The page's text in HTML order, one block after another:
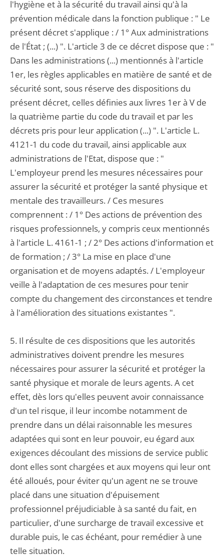
l'hygiène et à la sécurité du travail ainsi qu'à la
prévention médicale dans la fonction publique : " Le
présent décret s'applique : / 1° Aux administrations
de l'État ; (...) ". L'article 3 de ce décret dispose que : "
Dans les administrations (...) mentionnés à l'article
1er, les règles applicables en matière de santé et de
sécurité sont, sous réserve des dispositions du
présent décret, celles définies aux livres 1er à V de
la quatrième partie du code du travail et par les
décrets pris pour leur application (...) ". L'article L.
4121-1 du code du travail, ainsi applicable aux
administrations de l'Etat, dispose que : "
L'employeur prend les mesures nécessaires pour
assurer la sécurité et protéger la santé physique et
mentale des travailleurs. / Ces mesures
comprennent : / 1° Des actions de prévention des
risques professionnels, y compris ceux mentionnés
à l'article L. 4161-1 ; / 2° Des actions d'information et
de formation ; / 3° La mise en place d'une
organisation et de moyens adaptés. / L'employeur
veille à l'adaptation de ces mesures pour tenir
compte du changement des circonstances et tendre
à l'amélioration des situations existantes ".
5. Il résulte de ces dispositions que les autorités
administratives doivent prendre les mesures
nécessaires pour assurer la sécurité et protéger la
santé physique et morale de leurs agents. A cet
effet, dès lors qu'elles peuvent avoir connaissance
d'un tel risque, il leur incombe notamment de
prendre dans un délai raisonnable les mesures
adaptées qui sont en leur pouvoir, eu égard aux
exigences découlant des missions de service public
dont elles sont chargées et aux moyens qui leur ont
été alloués, pour éviter qu'un agent ne se trouve
placé dans une situation d'épuisement
professionnel préjudiciable à sa santé du fait, en
particulier, d'une surcharge de travail excessive et
durable puis, le cas échéant, pour remédier à une
telle situation.